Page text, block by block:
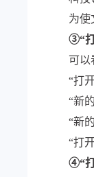
为使
③“打
可以
“打
“新
“新
“打
④“